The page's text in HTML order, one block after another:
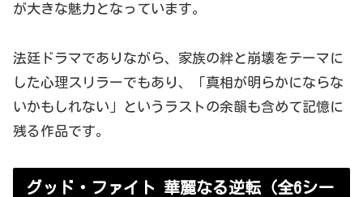
が大きな魅力となっています。
法廷ドラマでありながら、家族の絆と崩壊をテーマに
した心理スリラーでもあり、「真相が明らかにならな
いかもしれない」というラストの余韻も含めて記憶に
残る作品です。
グッド・ファイト 華麗なる逆転（全6シー